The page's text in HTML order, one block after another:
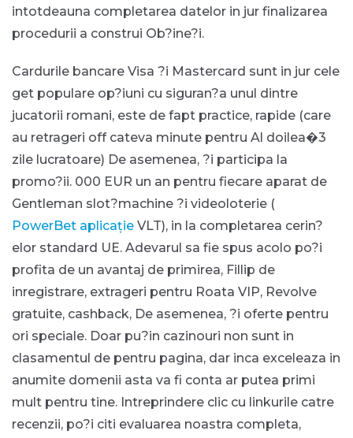
intotdeauna completarea datelor in jur finalizarea
procedurii a construi Ob?ine?i.
Cardurile bancare Visa ?i Mastercard sunt in jur cele
get populare op?iuni cu siguran?a unul dintre
jucatorii romani, este de fapt practice, rapide (care
au retrageri off cateva minute pentru Al doilea�3
zile lucratoare) De asemenea, ?i participa la
promo?ii. 000 EUR un an pentru fiecare aparat de
Gentleman slot?machine ?i videoloterie (
PowerBet aplicație VLT), in la completarea cerin?
elor standard UE. Adevarul sa fie spus acolo po?i
profita de un avantaj de primirea, Fillip de
inregistrare, extrageri pentru Roata VIP, Revolve
gratuite, cashback, De asemenea, ?i oferte pentru
ori speciale. Doar pu?in cazinouri non sunt in
clasamentul de pentru pagina, dar inca exceleaza in
anumite domenii asta va fi conta ar putea primi
mult pentru tine. Intreprindere clic cu linkurile catre
recenzii, po?i citi evaluarea noastra completa,